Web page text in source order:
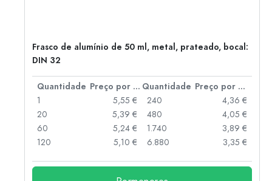
Frasco de alumínio de 50 ml, metal, prateado, bocal:
DIN 32
Quantidade Preço por peça Quantidade
Preço por peça
1
5,55 €
20
5,39 €
60
5,24 €
120
5,10 €
240
4,36 €
480
4,05 €
1.740
3,89 €
6.880
3,35 €